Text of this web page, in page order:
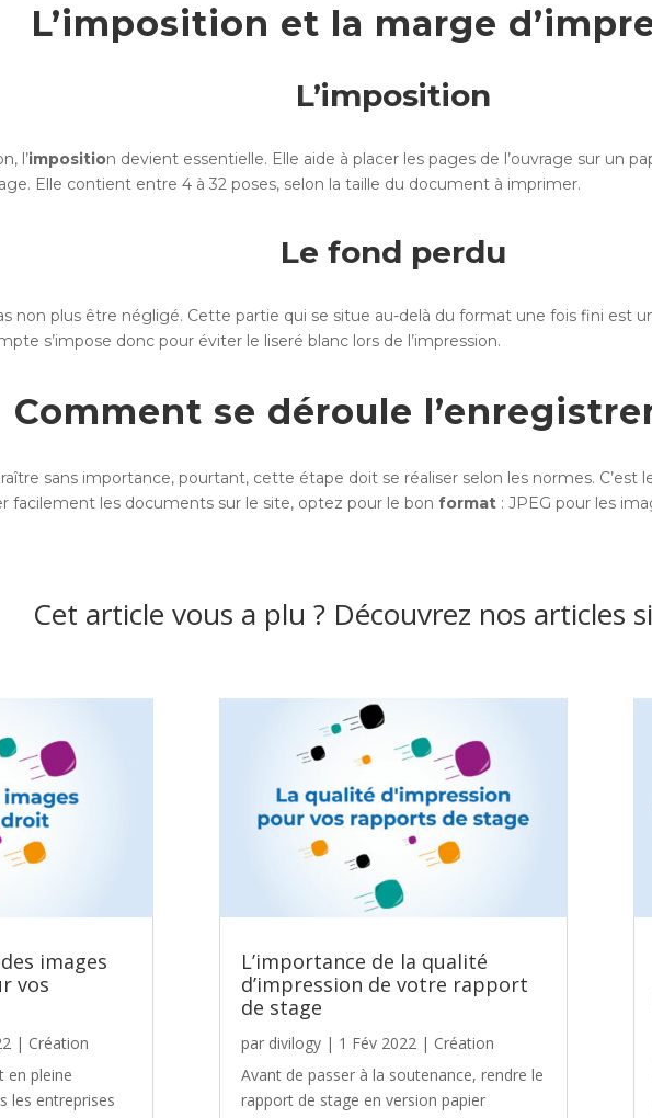
L’imposition et la marge
L’imposition
l’imposition devient essentielle. Elle aide à placer les pages de l’ouvrage sur un
Elle contient entre 4 à 32 poses, selon la taille du document à imprimer.
Le fond perdu
non plus être négligé. Cette partie qui se situe au-delà du format une fois fini est
s’impose donc pour éviter le liseré blanc lors de l’impression.
Comment se déroule
sans importance, pourtant, cette étape doit se réaliser selon les normes.
facilement les documents sur le site, optez pour le bonformat : JPEG pour les
Cet article vous a plu ? Découvrez nos articles
images
vos
| Création
en pleine
les entreprises
L’importance de la qualité
d’impression de votre rapport
de stage
par divilogy| 1 Fév 2022 | Création
Avant de passer à la soutenance, rendre le
rapport de stage en version papier